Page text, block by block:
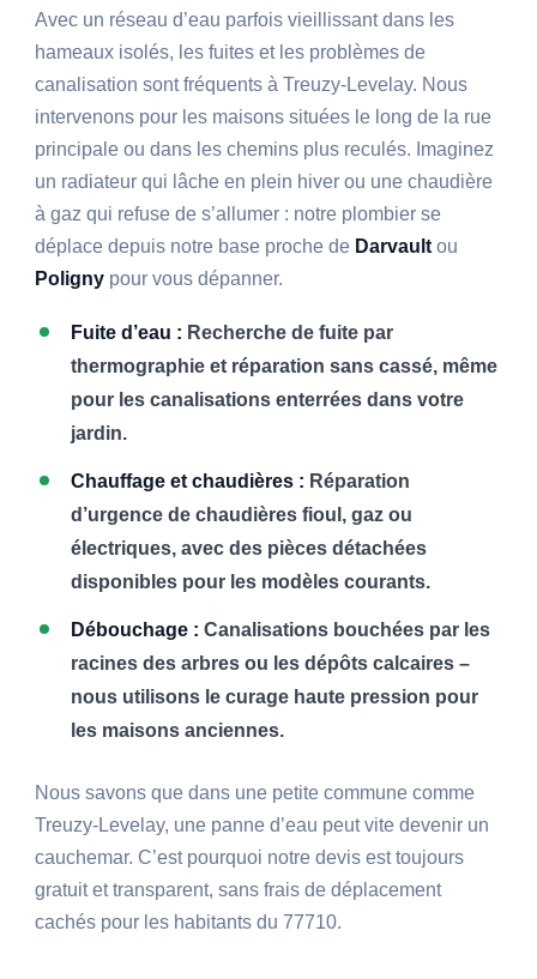
Avec un réseau d’eau parfois vieillissant dans les
hameaux isolés, les fuites et les problèmes de
canalisation sont fréquents à Treuzy-Levelay. Nous
intervenons pour les maisons situées le long de la rue
principale ou dans les chemins plus reculés. Imaginez
un radiateur qui lâche en plein hiver ou une chaudière
à gaz qui refuse de s’allumer : notre plombier se
déplace depuis notre base proche de Darvaultou
Poligny pour vous dépanner.
Fuite d’eau : Recherche de fuite par
thermographie et réparation sans cassé, même
pour les canalisations enterrées dans votre
jardin.
Chauffage et chaudières : Réparation
d’urgence de chaudières fioul, gaz ou
électriques, avec des pièces détachées
disponibles pour les modèles courants.
Débouchage : Canalisations bouchées par les
racines des arbres ou les dépôts calcaires –
nous utilisons le curage haute pression pour
les maisons anciennes.
Nous savons que dans une petite commune comme
Treuzy-Levelay, une panne d’eau peut vite devenir un
cauchemar. C’est pourquoi notre devis est toujours
gratuit et transparent, sans frais de déplacement
cachés pour les habitants du 77710.